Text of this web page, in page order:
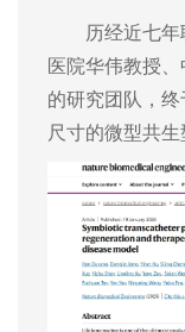
历经近七
医院华伟教授
的研究团队，
尺寸的微型共生